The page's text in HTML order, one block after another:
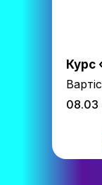
Курс
08.03